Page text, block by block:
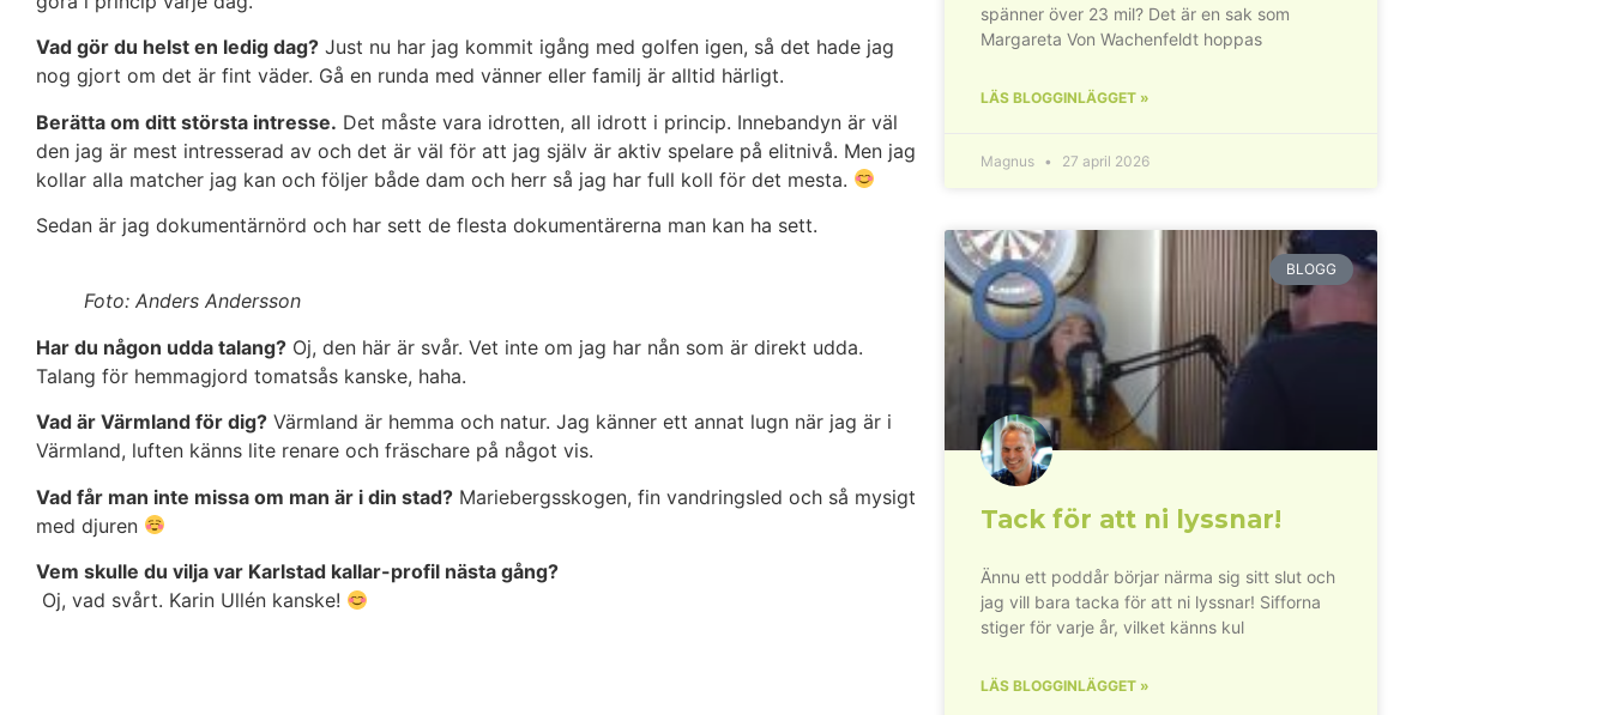
Vad gör du helst en ledig dag? Just nu har jag kommit igång med golfen igen, så det hade jag
nog gjort om det är fint väder. Gå en runda med vänner eller familj är alltid härligt.
Berätta om ditt största intresse. Det måste vara idrotten, all idrott i princip. Innebandyn är väl
den jag är mest intresserad av och det är väl för att jag själv är aktiv spelare på elitnivå. Men jag
kollar alla matcher jag kan och följer både dam och herr så jag har full koll för det mesta.
Sedan är jag dokumentärnörd och har sett de flesta dokumentärerna man kan ha sett.
Foto: Anders Andersson
Har du någon udda talang? Oj, den här är svår. Vet inte om jag har nån som är direkt udda.
Talang för hemmagjord tomatsås kanske, haha.
Vad är Värmland för dig? Värmland är hemma och natur. Jag känner ett annat lugn när jag är i
Värmland, luften känns lite renare och fräschare på något vis.
Vad får man inte missa om man är i din stad? Mariebergsskogen, fin vandringsled och så mysigt
med djuren
Vem skulle du vilja var Karlstad kallar-profil nästa gång?
Oj, vad svårt. Karin Ullén kanske!
spänner över 23 mil? Det är en sak som
Margareta Von Wachenfeldt hoppas
LÄS BLOGGINLÄGGET »
Magnus 27 april 2026
BLOGG
Tack för att ni lyssnar!
Ännu ett poddår börjar närma sig sitt slut och
jag vill bara tacka för att ni lyssnar! Sifforna
stiger för varje år, vilket känns kul
LÄS BLOGGINLÄGGET »